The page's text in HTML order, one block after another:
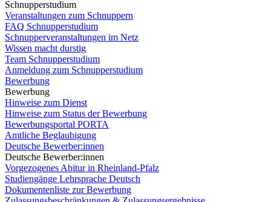
Schnupperstudium
Veranstaltungen zum Schnuppern
FAQ Schnupperstudium
Schnupperveranstaltungen im Netz
Wissen macht durstig
Team Schnupperstudium
Anmeldung zum Schnupperstudium
Bewerbung
Bewerbung
Hinweise zum Dienst
Hinweise zum Status der Bewerbung
Bewerbungsportal PORTA
Amtliche Beglaubigung
Deutsche Bewerber:innen
Deutsche Bewerber:innen
Vorgezogenes Abitur in Rheinland-Pfalz
Studiengänge Lehrsprache Deutsch
Dokumentenliste zur Bewerbung